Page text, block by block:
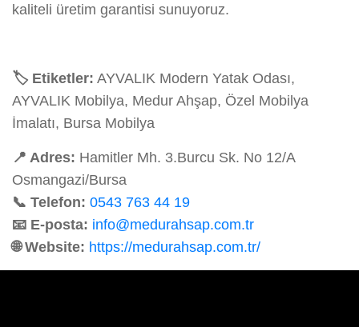
kaliteli üretim garantisi sunuyoruz.
🏷️ Etiketler: AYVALIK Modern Yatak Odası,
AYVALIK Mobilya, Medur Ahşap, Özel Mobilya
İmalatı, Bursa Mobilya
📍 Adres: Hamitler Mh. 3.Burcu Sk. No 12/A
Osmangazi/Bursa
📞 Telefon: 0543 763 44 19
📧 E-posta: info@medurahsap.com.tr
🌐 Website: https://medurahsap.com.tr/